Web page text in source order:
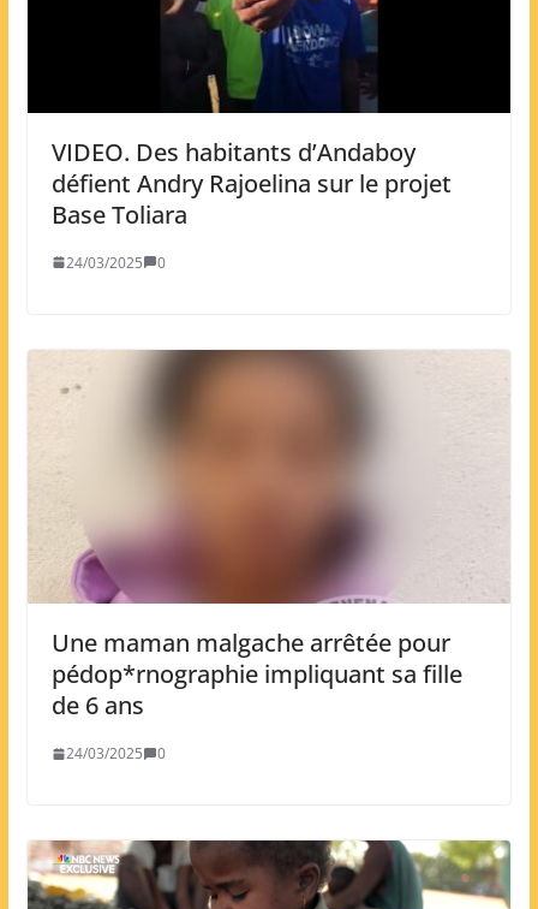
VIDEO. Des habitants d’Andaboy
défient Andry Rajoelina sur le projet
Base Toliara
24/03/2025 0
Une maman malgache arrêtée pour
pédop*rnographie impliquant sa fille
de 6 ans
24/03/2025 0